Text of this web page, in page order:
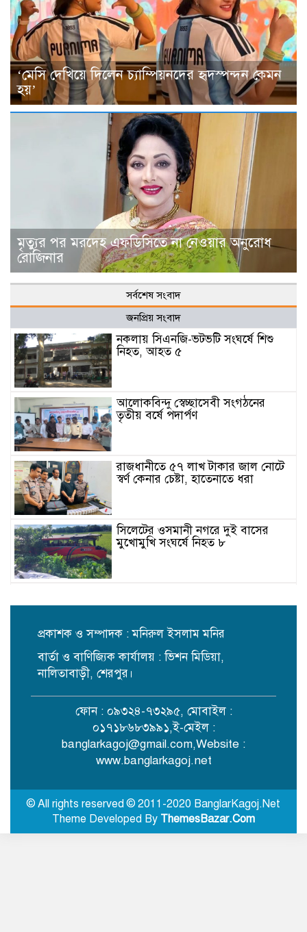
‘মেসি দেখিয়ে দিলেন চ্যাম্পিয়নদের হৃদস্পন্দন কেমন
হয়’
মৃত্যুর পর মরদেহ এফডিসিতে না নেওয়ার অনুরোধ
রোজিনার
সর্বশেষ সংবাদ
জনপ্রিয় সংবাদ
নকলায় সিএনজি-ভটভটি সংঘর্ষে শিশু
নিহত, আহত ৫
আলোকবিন্দু স্বেচ্ছাসেবী সংগঠনের
তৃতীয় বর্ষে পদার্পণ
রাজধানীতে ৫৭ লাখ টাকার জাল নোটে
স্বর্ণ কেনার চেষ্টা, হাতেনাতে ধরা
সিলেটের ওসমানী নগরে দুই বাসের
মুখোমুখি সংঘর্ষে নিহত ৮
অনেকে
নানা দাবিতে শেরপুরে জামায়াত ও ১১
দলের স্মারকলিপি প্রদান
জীবিত অবস্থায় নিজের চল্লিশা ২ হাজার
মানুষকে খাওয়ালেন বৃদ্ধ
অবহেলার সুযোগ নেই: প্রধানমন্ত্রী
প্রকাশক ও সম্পাদক : মনিরুল ইসলাম মনির
বার্তা ও বাণিজ্যিক কার্যালয় : ভিশন মিডিয়া,
নালিতাবাড়ী, শেরপুর।
ফোন : ০৯৩২৪-৭৩২৯৫, মোবাইল :
০১৭১৮৬৮৩৯৯১,ই-মেইল :
banglarkagoj@gmail.com,Website :
www.banglarkagoj.net
© All rights reserved © 2011-2020 BanglarKagoj.Net
Theme Developed By ThemesBazar.Com